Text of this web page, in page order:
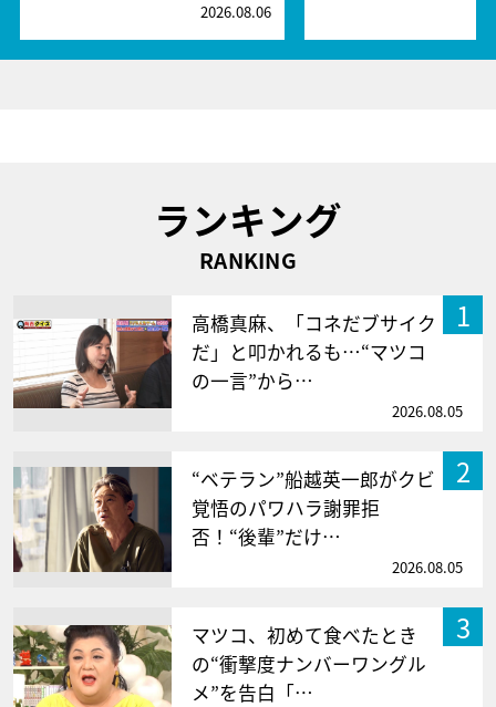
2026.08.06
ランキング
RANKING
1
高橋真麻、「コネだブサイク
だ」と叩かれるも…“マツコ
の一言”から…
2026.08.05
2
“ベテラン”船越英一郎がクビ
覚悟のパワハラ謝罪拒
否！“後輩”だけ…
2026.08.05
3
マツコ、初めて食べたとき
の“衝撃度ナンバーワングル
メ”を告白「…